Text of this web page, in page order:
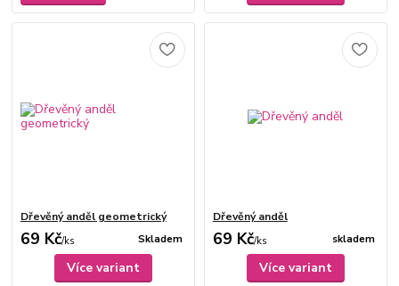
Dřevěný anděl geometrický
69 Kč/ks Skladem
Více variant
Dřevěný anděl
69 Kč/ks skladem
Více variant